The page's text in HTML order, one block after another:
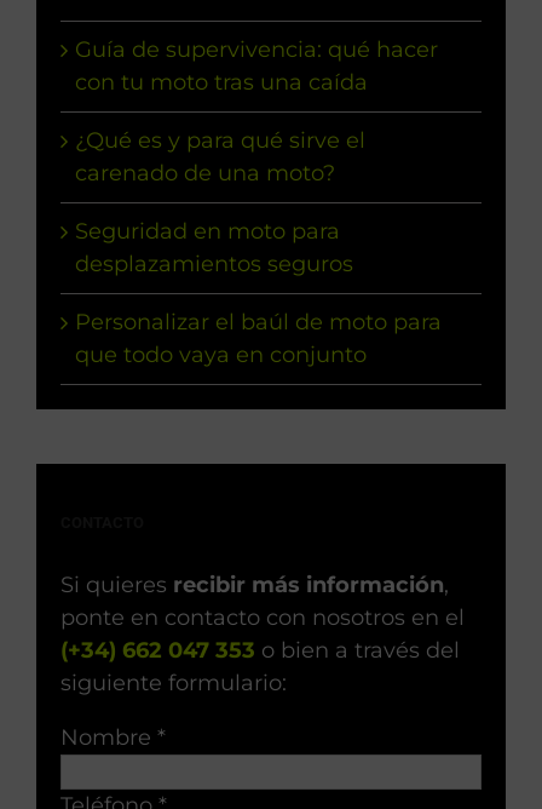
Guía de supervivencia: qué hacer
con tu moto tras una caída
¿Qué es y para qué sirve el
carenado de una moto?
Seguridad en moto para
desplazamientos seguros
Personalizar el baúl de moto para
que todo vaya en conjunto
Si quieres recibir más información,
ponte en contacto con nosotros en el
(+34) 662 047 353 o bien a través del
siguiente formulario:
Nombre *